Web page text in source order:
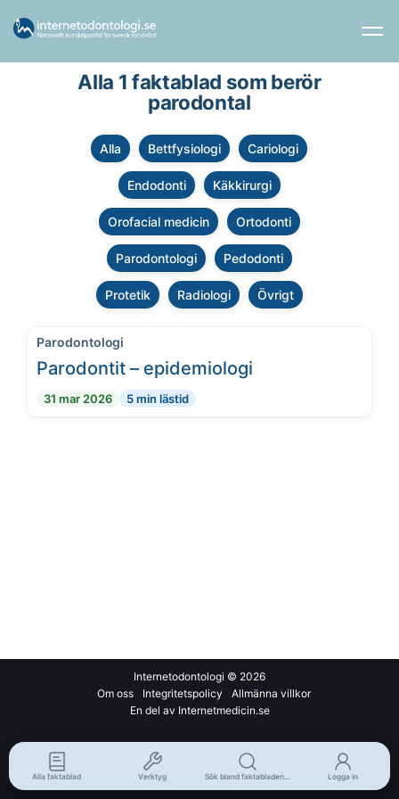
Alla 1 faktablad som berör
parodontal
Alla Bettfysiologi Cariologi
Endodonti Käkkirurgi
Orofacial medicin Ortodonti
Parodontologi Pedodonti
Protetik Radiologi Övrigt
Parodontologi
Parodontit – epidemiologi
31 mar 2026 5 min lästid
Internetodontologi © 2026
Om oss
Integritetspolicy
Allmänna villkor
En del av Internetmedicin.se
Alla faktablad Verktyg Sök bland faktabladen... Logga in